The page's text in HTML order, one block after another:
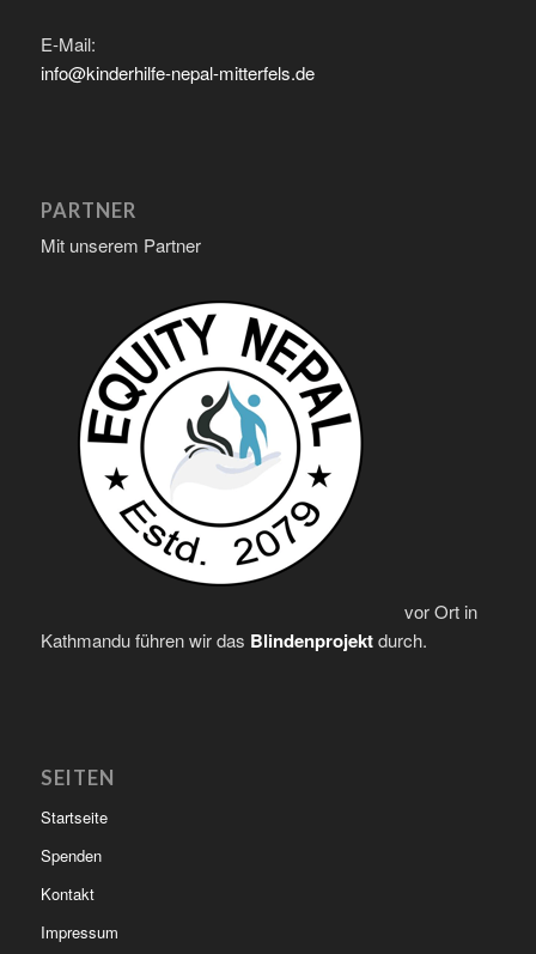
E-Mail:
info@kinderhilfe-nepal-mitterfels.de
PARTNER
Mit unserem Partner
vor Ort in
Kathmandu führen wir das Blindenprojektdurch.
SEITEN
Startseite
Spenden
Kontakt
Impressum